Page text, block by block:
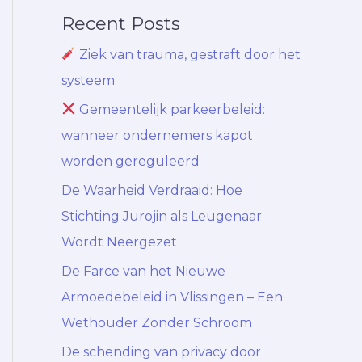
Recent Posts
Ziek van trauma, gestraft door het
systeem
Gemeentelijk parkeerbeleid:
wanneer ondernemers kapot
worden gereguleerd
De Waarheid Verdraaid: Hoe
Stichting Jurojin als Leugenaar
Wordt Neergezet
De Farce van het Nieuwe
Armoedebeleid in Vlissingen – Een
Wethouder Zonder Schroom
De schending van privacy door